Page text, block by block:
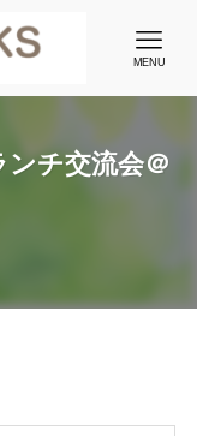
MENU
チ交流会＠